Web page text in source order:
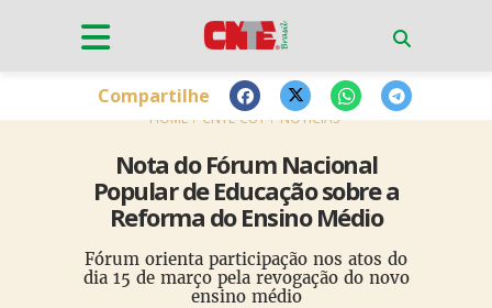
HOME CNTE-CUT NOTÍCIAS
Nota do Fórum Nacional
Popular de Educação sobre a
Reforma do Ensino Médio
Fórum orienta participação nos atos do
dia 15 de março pela revogação do novo
ensino médio
Compartilhe